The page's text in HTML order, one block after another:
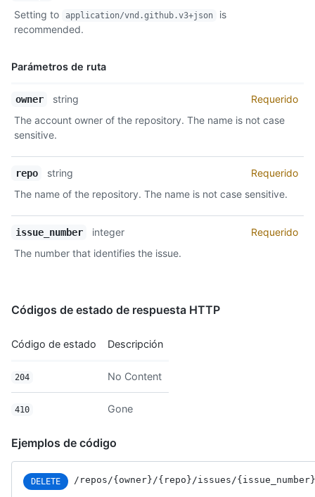
Descripción
Setting to
application/vnd.github.v3+json
is
recommended.
Parámetros de ruta
Nombre,
Descripción
owner string
Requerido
The account owner of the repository. The name is not case
sensitive.
repo string
Requerido
The name of the repository. The name is not case sensitive.
issue_number integer
Requerido
The number that identifies the issue.
Códigos de estado de respuesta HTTP
Código de estado Descripción
204 No Content
410 Gone
Ejemplos de código
DELETE /repos /{owner} /{repo} /issues /{issue_number}